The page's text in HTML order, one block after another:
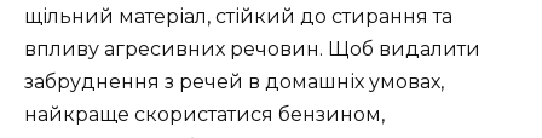
щільний матеріал, стійкий до стирання та
впливу агресивних речовин. Щоб видалити
забруднення з речей в домашніх умовах,
найкраще скористатися бензином,